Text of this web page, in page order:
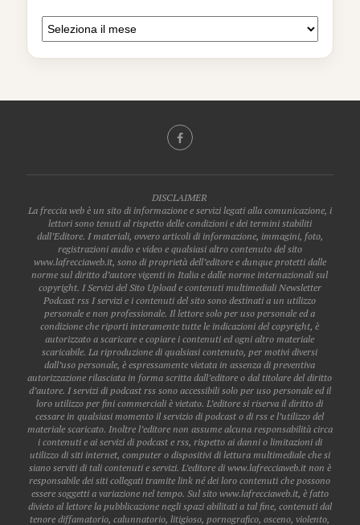
DISCLAIMER
La freccia web è un sito di informazione e servizi legati alla comunicazione, i
lettori sono tenuti al rispetto delle condizioni e dei termini stabiliti
dall’Editore. I materiali, ovvero articoli di informazione, immagini, foto,
registrazioni audio e video e qualsiasi altro contenuto del sito
www.lafrecciaweb.it, sono di proprietà dell’editore e dunque protetti dalle
norme sul diritto d’autore vigenti in Italia e dalle norme internazionali sul
copyright. I Servizi del Sito Upload e contenuti multimediali Newsletter
Podcast rss I servizi e i contenuti del sito sono destinati a un utilizzo
personale e non professionale. Il lettore solo per uso personale ed a
condizione che riporti interamente tutte le indicazioni del copyright, è
autorizzato a scaricare e copiare i contenuti ed ogni altro materiale
scaricabile. La riproduzione di qualsiasi contenuto, per motivi diversi
dall’uso personale, è espressamente vietata in assenza di preventiva
autorizzazione rilasciata in forma scritta dall’editore o dal titolare del diritto
d’autore. I servizi di podcast rss sono accessibili solo per uso personale ed il
loro utilizzo per fini commerciali è vietato. L’editore si riserva il diritto di
cessare in qualsiasi momento il servizio di podcast o di rss e l’utilizzo del
materiale scaricato. Inoltre l’editore non assume alcuna responsabilità circa
i contenuti e ai servizi di podcast e rss, rispetto ai danni o limitazioni di
utilizzo di siti internet, computer o dispositivi di lettura multimediale che si
siano serviti di tali contenuti e servizi. L’editore di www.lafrecciaweb.it non è
responsabile dei siti collegati tramite link né dei loro contenuti che possono
essere soggetti a variazione nel tempo. Sul sito www.lafrecciaweb.it, è fatto
divieto al lettore la pubblicazione negli spazi abilitati a tal fine, contenuti dal
tenore diffamatorio, calunnatorio, litigioso, pornografico, osceno, violento,